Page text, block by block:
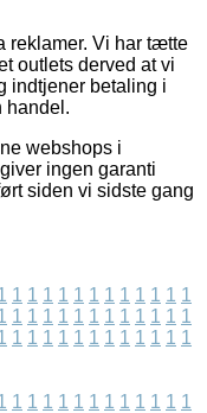
reklamer. Vi har tætte
outlets derved at vi
indtjener betaling i
handel.
webshops i
ingen garanti
siden vi sidste gang
1 1 1 1 1 1 1 1 1 1 1 1
1 1 1 1 1 1 1 1 1 1 1 1
1 1 1 1 1 1 1 1 1 1 1 1
1 1 1 1 1 1 1 1 1 1 1 1